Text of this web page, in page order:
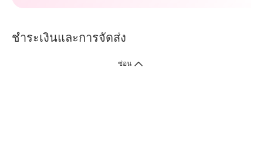
ชำระเงินและการจัดส่ง
ซ่อน